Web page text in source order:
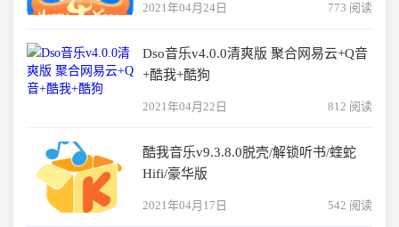
2021年04月24日 773 阅读
Dso音乐v4.0.0清爽版 聚合网易云+Q音
+酷我+酷狗
2021年04月22日 812 阅读
酷我音乐v9.3.8.0脱壳/解锁听书/蝰蛇
Hifi/豪华版
2021年04月17日 542 阅读